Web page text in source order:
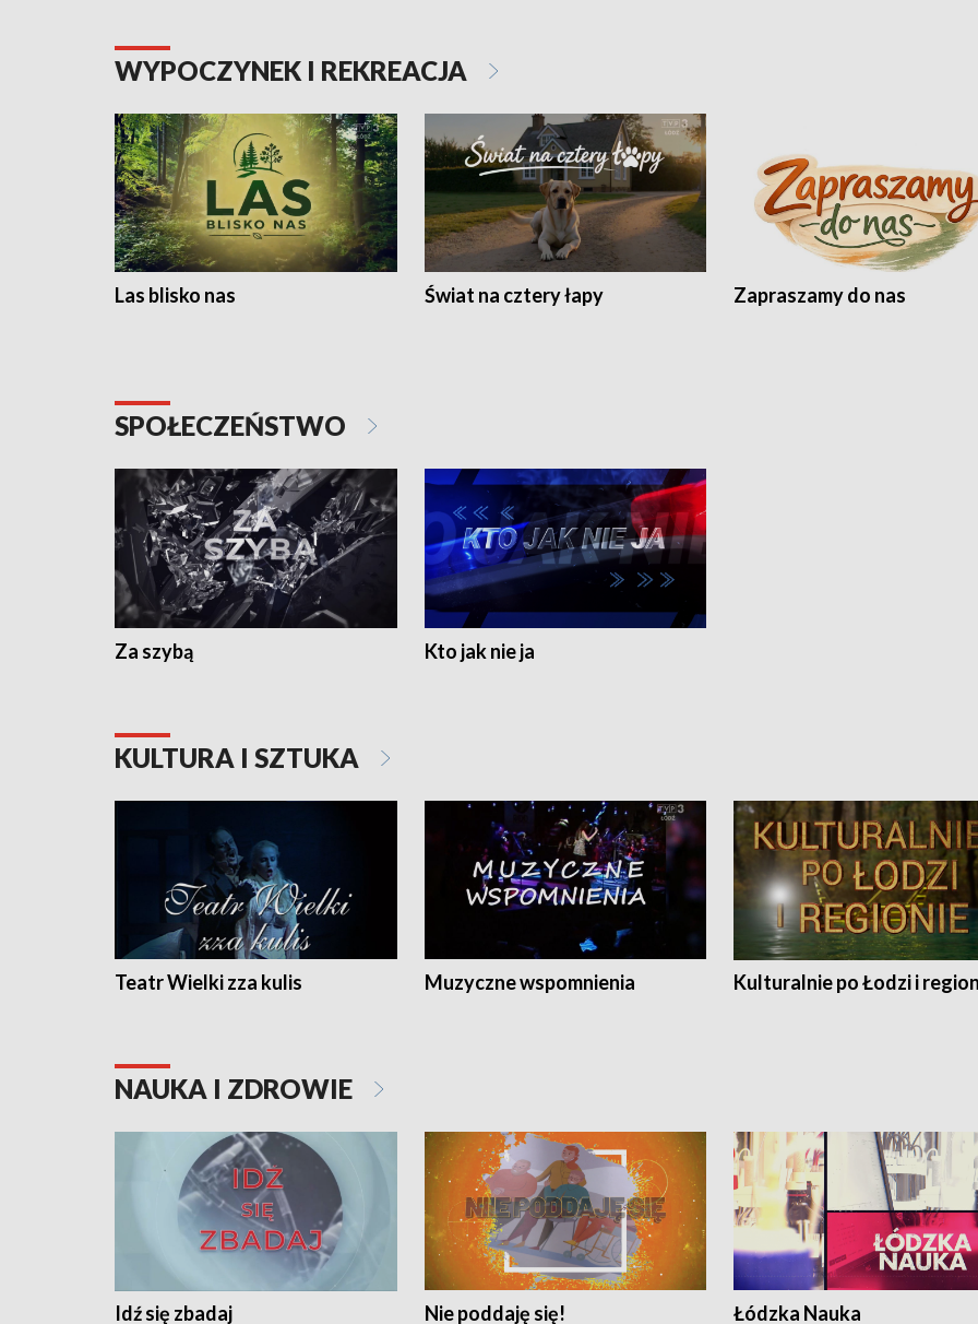
WYPOCZYNEK I REKREACJA
Las blisko nas Świat na cztery łapy Zapraszamy do nas
SPOŁECZEŃSTWO
Za szybą Kto jak nie ja
KULTURA I SZTUKA
Teatr Wielki zza kulis Muzyczne wspomnienia Kulturalnie po Łodzi i
NAUKA I ZDROWIE
Idź się zbadaj Nie poddaję się! Łódzka Nauka